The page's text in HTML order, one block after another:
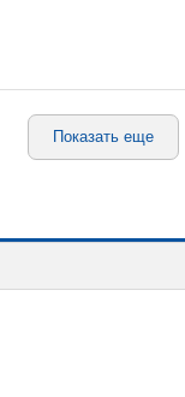
Показать еще